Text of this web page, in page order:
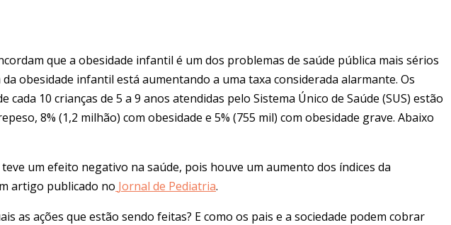
que a obesidade infantil é um dos problemas de saúde pública mais sérios
obesidade infantil está aumentando a uma taxa considerada alarmante. Os
cada 10 crianças de 5 a 9 anos atendidas pelo Sistema Único de Saúde (SUS) estão
8% (1,2 milhão) com obesidade e 5% (755 mil) com obesidade grave. Abaixo
um efeito negativo na saúde, pois houve um aumento dos índices da
artigo publicado no Jornal de Pediatria.
as ações que estão sendo feitas? E como os pais e a sociedade podem cobrar